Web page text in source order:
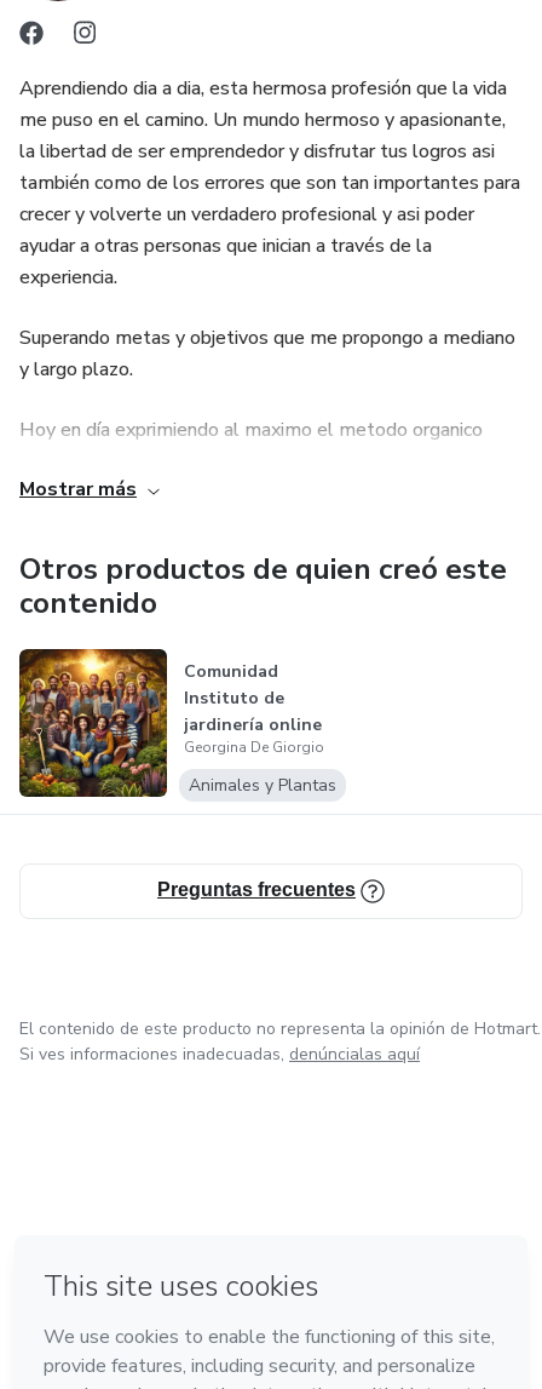
Aprendiendo dia a dia, esta hermosa profesión que la vida
me puso en el camino. Un mundo hermoso y apasionante,
la libertad de ser emprendedor y disfrutar tus logros asi
también como de los errores que son tan importantes para
crecer y volverte un verdadero profesional y asi poder
ayudar a otras personas que inician a través de la
experiencia.
Superando metas y objetivos que me propongo a mediano
y largo plazo.
Hoy en día exprimiendo al maximo el metodo organico
aprendiendo algo nuevo y por supuesto divirtiendome
Mostrar más
Otros productos de quien creó este
contenido
Comunidad
Instituto de
jardinería online
Georgina De Giorgio
Animales y Plantas
Preguntas frecuentes
El contenido de este producto no representa la opinión de Hotmart.
Si ves informaciones inadecuadas, denúncialas aquí
Hecho con❤ en Belo Horizonte